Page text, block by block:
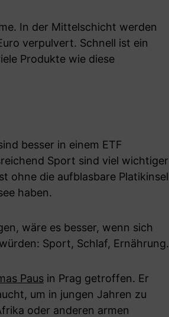
In der Mittelschicht werden
verpulvert. Schnell ist ein
Produkte wie diese
besser in einem ETF
Sport sind viel wichtiger
ohne die aufblasbare Platikinsel
haben.
wäre es besser, wenn sich
Sport, Schlaf, Ernährung.
Paus in Prag getroffen. Er
um in jungen Jahren zu
oder anderen armen